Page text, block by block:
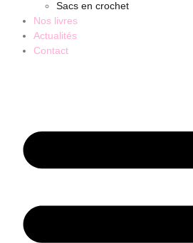
Sacs en crochet
Nos livres
Actualités
Contact